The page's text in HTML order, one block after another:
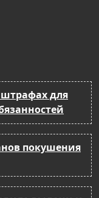
для
покушения